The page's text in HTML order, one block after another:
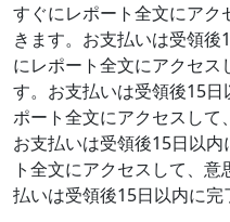
すぐにレポート全文にア
きます。お支払いは受領後
にレポート全文にアクセス
す。お支払いは受領後15日
ポート全文にアクセスして
お支払いは受領後15日以内
ト全文にアクセスして、
払いは受領後15日以内に完